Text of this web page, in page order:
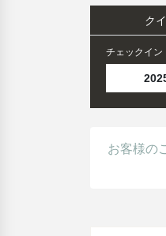
ク
チェックイン
お客様の